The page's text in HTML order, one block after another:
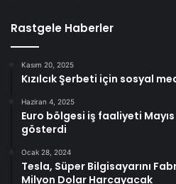
Rastgele Haberler
Kasım 20, 2025
Kızılcık Şerbeti için sosyal
Haziran 4, 2025
Euro bölgesi iş faaliyeti
gösterdi
Ocak 28, 2024
Tesla, Süper Bilgisayarını
Milyon Dolar Harcayacak